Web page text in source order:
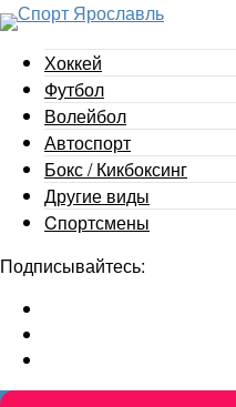
Хоккей
Футбол
Волейбол
Автоспорт
Бокс / Кикбоксинг
Другие виды
Cпортсмены
Подписывайтесь: